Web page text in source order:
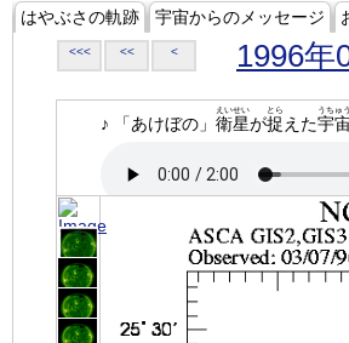
はやぶさの軌跡 宇宙からのメッセージ
<<< << < 1996年
♪ 「あけぼの」 衛星
えいせい
が捉
とら
えた宇
うちゅう